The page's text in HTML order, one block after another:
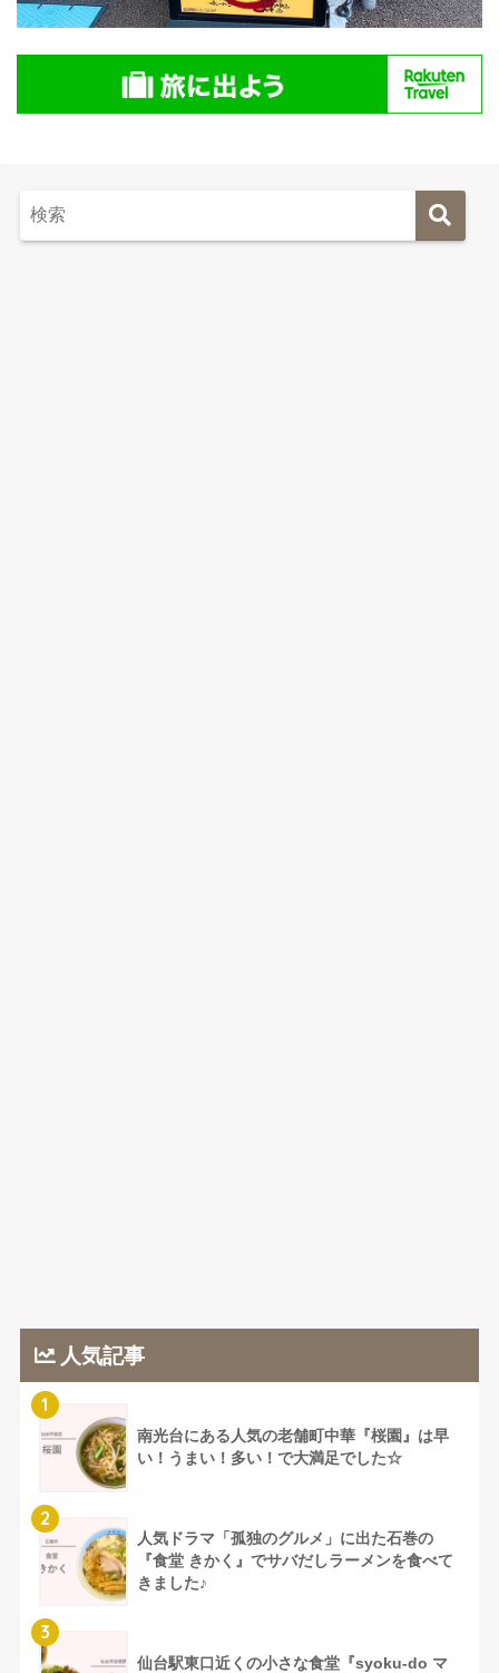
人気記事
1
南光台にある人気の老舗町中華『桜園』は早
い！うまい！多い！で大満足でした☆
2
人気ドラマ「孤独のグルメ」に出た石巻の
『食堂 きかく』でサバだしラーメンを食べて
きました♪
3
仙台駅東口近くの小さな食堂『syoku-do マ